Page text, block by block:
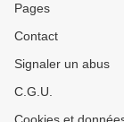
Pages
Contact
Signaler un abus
C.G.U.